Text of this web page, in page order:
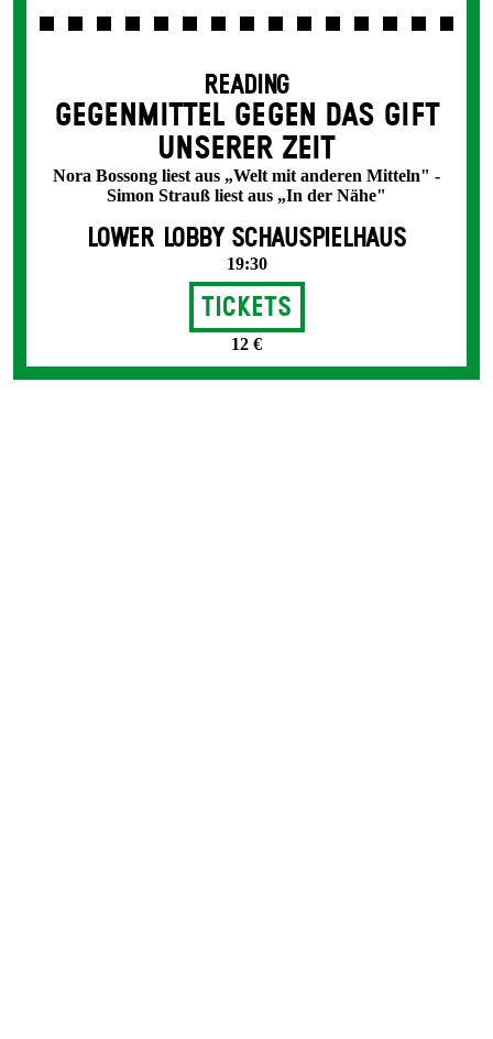
READING
GEGENMITTEL GEGEN DAS GIFT
UNSERER ZEIT
Nora Bossong liest aus „Welt mit anderen Mitteln" -
Simon Strauß liest aus „In der Nähe"
LOWER LOBBY SCHAUSPIELHAUS
19:30
Tickets
12 €